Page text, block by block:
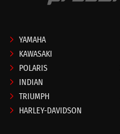
YAMAHA
KAWASAKI
POLARIS
INDIAN
TRIUMPH
HARLEY-DAVIDSON